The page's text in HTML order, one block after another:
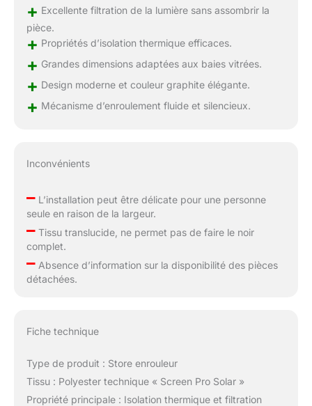
+ Excellente filtration de la lumière sans assombrir la
pièce.
+ Propriétés d’isolation thermique efficaces.
+ Grandes dimensions adaptées aux baies vitrées.
+ Design moderne et couleur graphite élégante.
+ Mécanisme d’enroulement fluide et silencieux.
Inconvénients
–L’installation peut être délicate pour une personne
seule en raison de la largeur.
–Tissu translucide, ne permet pas de faire le noir
complet.
–Absence d’information sur la disponibilité des pièces
détachées.
Fiche technique
Type de produit : Store enrouleur
Tissu : Polyester technique « Screen Pro Solar »
Propriété principale : Isolation thermique et filtration